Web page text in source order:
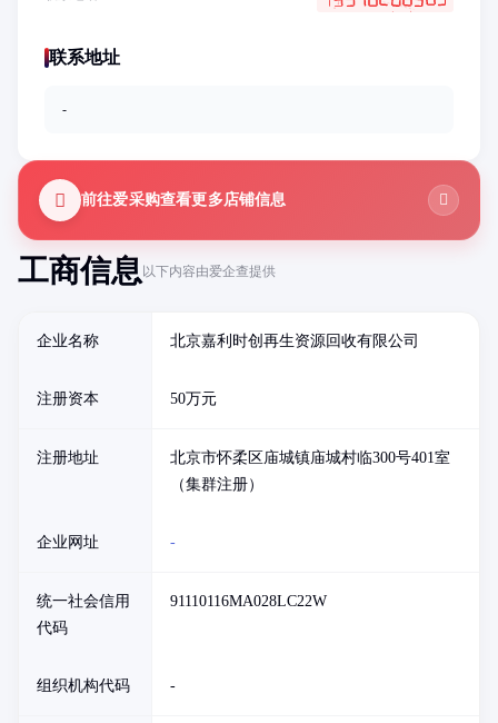
工商信息以下内容由爱企查提供
企业名称 北京嘉利时创再生资源回收有限公司
注册资本 50万元
注册地址
北京市怀柔区庙城镇庙城村临300号401室
（集群注册）
企业网址 -
统一社会信用
代码
91110116MA028LC22W
组织机构代码 -
联系地址
-
前往爱采购查看更多店铺信息